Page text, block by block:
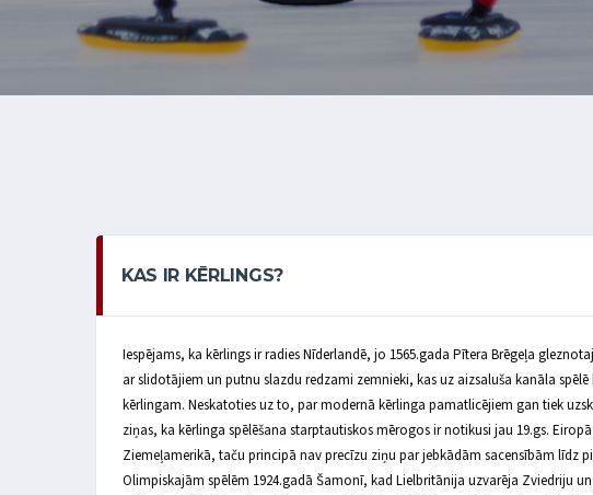
KAS IR KĒRLINGS?
Iespējams, ka kērlings ir radies Nīderlandē, jo 1565.gada Pītera Brēgeļa
ar slidotājiem un putnu slazdu redzami zemnieki, kas uz aizsaluša kanāla
kērlingam. Neskatoties uz to, par modernā kērlinga pamatlicējiem gan tiek
ziņas, ka kērlinga spēlēšana starptautiskos mērogos ir notikusi jau 19.gs.
Ziemeļamerikā, taču principā nav precīzu ziņu par jebkādām sacensībām līdz
Olimpiskajām spēlēm 1924.gadā Šamonī, kad Lielbritānija uzvarēja Zviedriju